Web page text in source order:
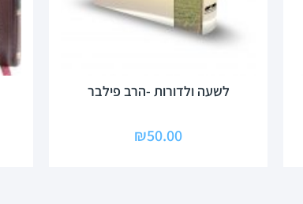
לשעה ולדורות -הרב פילבר
₪50.00